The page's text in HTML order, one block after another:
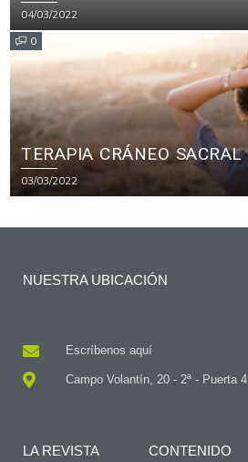
04/03/2022
0
TERAPIA CRÁNEO SACRAL
03/03/2022
NUESTRA UBICACIÓN
Escríbenos aquí
Campo Volantín, 20 - 2ª - Puerta
LA REVISTA CONTENIDO